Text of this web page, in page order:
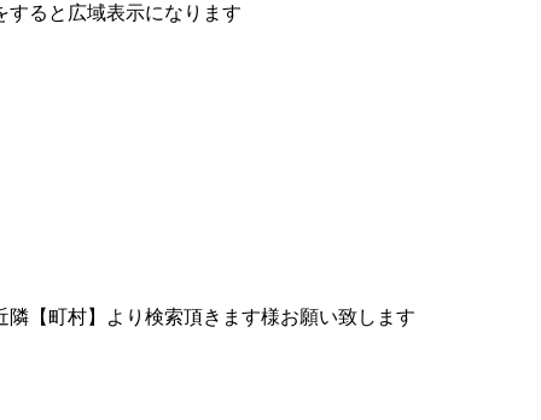
ると広域表示になります
【町村】より検索頂きます様お願い致します